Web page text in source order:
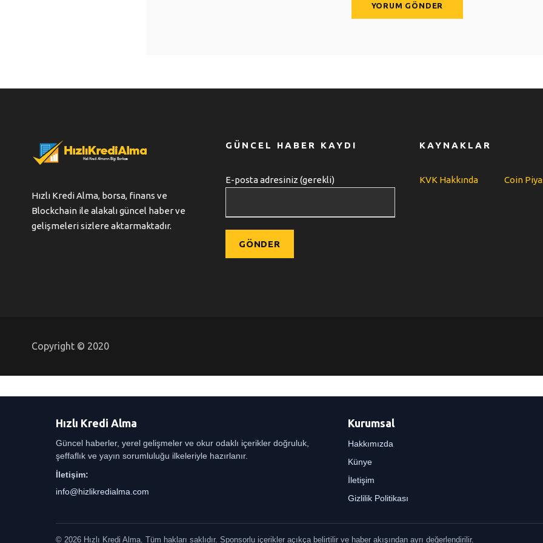
Hızlı Kredi Alma, borsa, finans ve
Blockchain ile alakalı güncel haber ve
gelişmeleri sizlere aktarmaktadır.
GÜNCEL HABER KAYDI
E-posta adresiniz (gerekli)
KAYNAKLAR
KVK Hakkında Coin
Copyright © 2020
Hızlı Kredi Alma
Güncel haberler, yerel gelişmeler ve okur odaklı içerikler doğruluk,
şeffaflık ve yayın sorumluluğu ilkeleriyle hazırlanır.
İletişim:
info@hizlikredialma.com
Kurumsal
Hakkımızda
Künye
İletişim
Gizlilik Politikası
© 2026 Hızlı Kredi Alma. Tüm hakları saklıdır. Sponsorlu içerikler açıkça belirtilir ve haber akışından ayrı değerlendirilir.